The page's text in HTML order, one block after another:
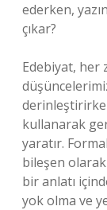
ederken,
çıkar?
Edebiyat, her
kullanarak
yaratır.
bileşen
bir anlatı
yok olma ve